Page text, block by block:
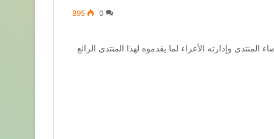
0
895
وإدارته الأعزاء لما يقدموه لهذا المنتدى الرائع